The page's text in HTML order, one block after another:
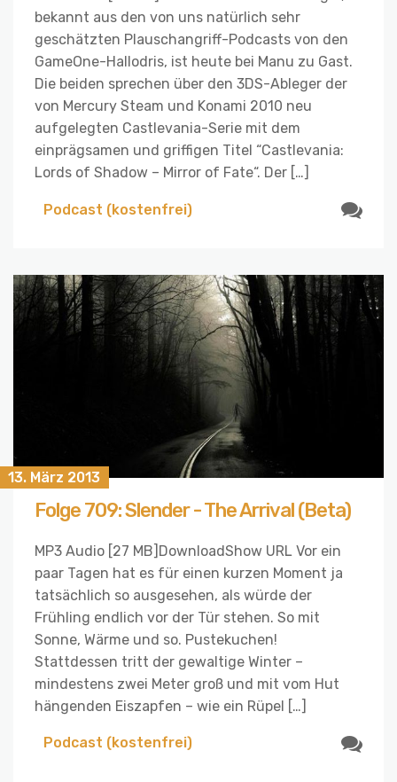
bekannt aus den von uns natürlich sehr
geschätzten Plauschangriff-Podcasts von den
GameOne-Hallodris, ist heute bei Manu zu Gast.
Die beiden sprechen über den 3DS-Ableger der
von Mercury Steam und Konami 2010 neu
aufgelegten Castlevania-Serie mit dem
einprägsamen und griffigen Titel “Castlevania:
Lords of Shadow – Mirror of Fate“. Der […]
Podcast (kostenfrei)
13. März 2013
Folge 709: Slender - The Arrival (Beta)
MP3 Audio [27 MB]DownloadShow URL Vor ein
paar Tagen hat es für einen kurzen Moment ja
tatsächlich so ausgesehen, als würde der
Frühling endlich vor der Tür stehen. So mit
Sonne, Wärme und so. Pustekuchen!
Stattdessen tritt der gewaltige Winter –
mindestens zwei Meter groß und mit vom Hut
hängenden Eiszapfen – wie ein Rüpel […]
Podcast (kostenfrei)